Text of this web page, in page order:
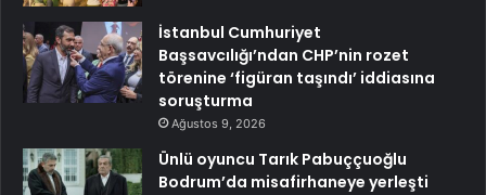
İstanbul Cumhuriyet
Başsavcılığı’ndan CHP’nin rozet
törenine ‘figüran taşındı’ iddiasına
soruşturma
Ağustos 9, 2026
Ünlü oyuncu Tarık Pabuççuoğlu
Bodrum’da misafirhaneye yerleşti